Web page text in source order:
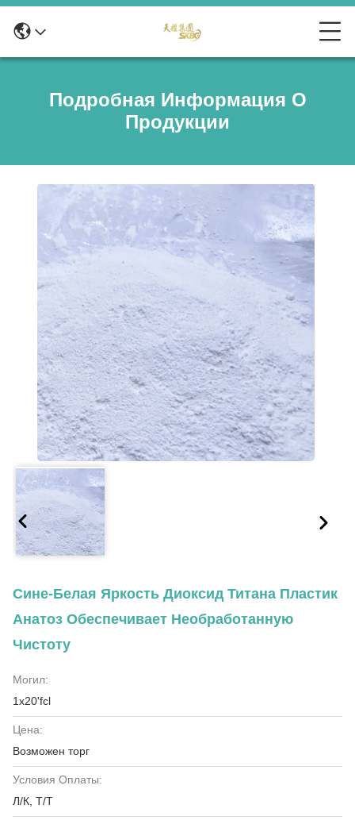
Подробная Информация О
Продукции
Сине-Белая Яркость Диоксид Титана Пластик
Анатоз Обеспечивает Необработанную
Чистоту
Могил:
1х20'fcl
Цена:
Возможен торг
Условия Оплаты:
Л/К, Т/Т